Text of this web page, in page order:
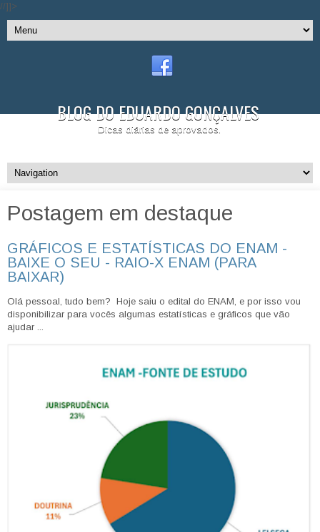
//]]>
BLOG DO EDUARDO GONÇALVES
Dicas diárias de aprovados.
Postagem em destaque
GRÁFICOS E ESTATÍSTICAS DO ENAM -
BAIXE O SEU - RAIO-X ENAM (PARA
BAIXAR)
Olá pessoal, tudo bem? Hoje saiu o edital do ENAM, e por isso vou
disponibilizar para vocês algumas estatísticas e gráficos que vão
ajudar ...